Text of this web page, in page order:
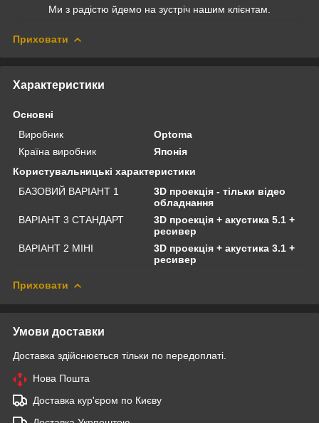
Ми з радістю йдемо на зустріч нашим клієнтам.
Приховати
Характеристики
Основні
Виробник
Optoma
Країна виробник
Японія
Користувальницькі характеристики
БАЗОВИЙ ВАРІАНТ 1
3D проекція - тільки відео
обладнання
ВАРІАНТ 3 СТАНДАРТ
3D проекція + акустика 5.1 +
ресивер
ВАРІАНТ 2 МІНІ
3D проекція + акустика 3.1 +
ресивер
Приховати
Умови доставки
Доставка здійснюється тільки по передоплаті.
Нова Пошта
Доставка кур'єром по Києву